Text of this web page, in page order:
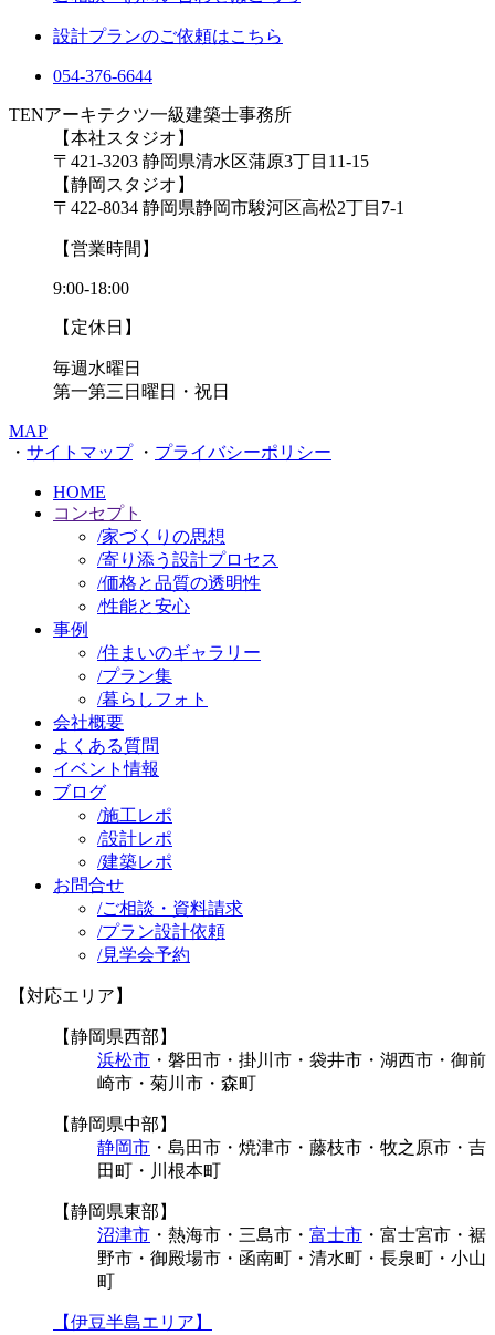
設計プランのご依頼はこちら
054-376-6644
TENアーキテクツ一級建築士事務所
【本社スタジオ】
〒421-3203 静岡県清水区蒲原3丁目11-15
【静岡スタジオ】
〒422-8034 静岡県静岡市駿河区高松2丁目7-1
【営業時間】
9:00-18:00
【定休日】
毎週水曜日
第一第三日曜日・祝日
MAP
・ サイトマップ・ プライバシーポリシー
HOME
コンセプト
/家づくりの思想
/寄り添う設計プロセス
/価格と品質の透明性
/性能と安心
事例
/住まいのギャラリー
/プラン集
/暮らしフォト
会社概要
よくある質問
イベント情報
ブログ
/施工レポ
/設計レポ
/建築レポ
お問合せ
/ご相談・資料請求
/プラン設計依頼
/見学会予約
【対応エリア】
【静岡県西部】
浜松市 ・磐田市・掛川市・袋井市・湖西市・御前
崎市・菊川市・森町
【静岡県中部】
静岡市 ・島田市・焼津市・藤枝市・牧之原市・吉
田町・川根本町
【静岡県東部】
沼津市 ・熱海市・三島市・ 富士市 ・富士宮市・裾
野市・御殿場市・函南町・清水町・長泉町・小山
町
【伊豆半島エリア】